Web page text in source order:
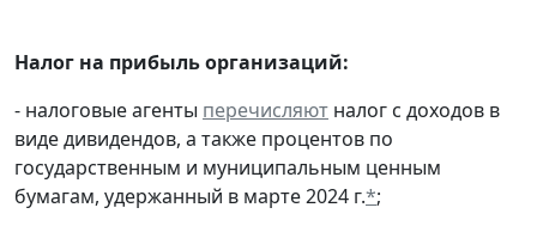
Налог на прибыль организаций:
- налоговые агенты перечисляют налог с доходов в
виде дивидендов, а также процентов по
государственным и муниципальным ценным
бумагам, удержанный в марте 2024 г.*;